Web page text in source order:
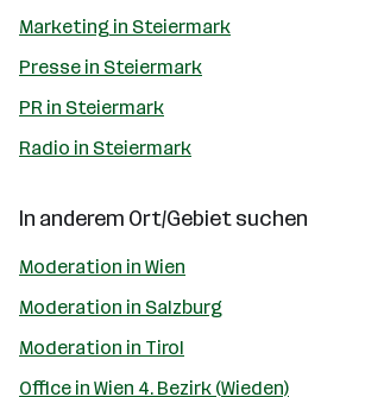
Marketing in Steiermark
Presse in Steiermark
PR in Steiermark
Radio in Steiermark
In anderem Ort/Gebiet suchen
Moderation in Wien
Moderation in Salzburg
Moderation in Tirol
Office in Wien 4. Bezirk (Wieden)